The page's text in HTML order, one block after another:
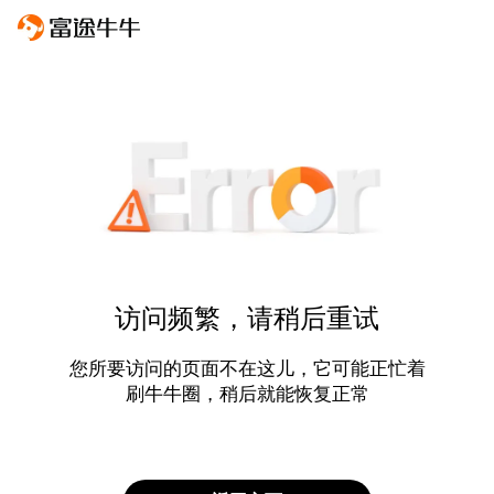
访问频繁，请稍后重试
您所要访问的页面不在这儿，它可能正忙着
刷牛牛圈，稍后就能恢复正常